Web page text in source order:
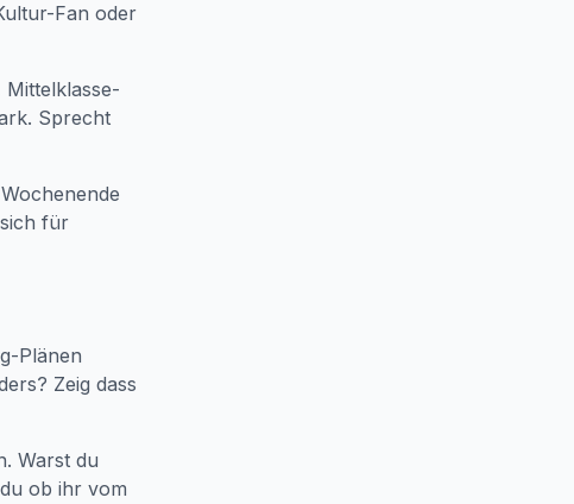
Fan oder
Sprecht
für
Plänen
Zeig dass
Warst du
ob ihr vom